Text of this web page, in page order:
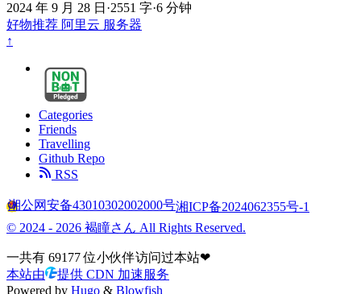
2024 年 9 月 28 日 ·2551 字·6 分钟
好物推荐 阿里云 服务器
↑
Categories
Friends
Travelling
Github Repo
RSS
湘公网安备43010302002000号湘ICP备2024062355号-1
© 2024 - 2026 褐瞳さん All Rights Reserved.
一共有 69177位小伙伴访问过本站❤
本站由
提供 CDN 加速服务
Powered by Hugo & Blowfish